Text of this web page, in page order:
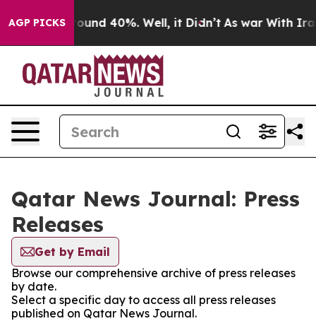
AGP PICKS
Floor Around 40%. Well, it Didn’t As war With Iran
Qatar News Journal: Press
Releases
Get by Email
Browse our comprehensive archive of press releases
by date.
Select a specific day to access all press releases
published on Qatar News Journal.